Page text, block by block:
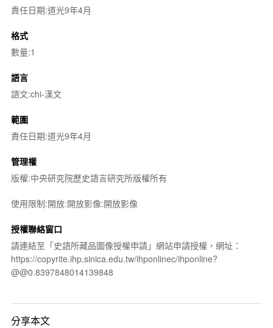
責任日期:道光9年4月
格式
數量:1
語言
語文:chi-漢文
範圍
責任日期:道光9年4月
管理權
版權:中央研究院歷史語言研究所版權所有
使用限制:開放:開放影像:開放影像
授權聯絡窗口
請連結至「史語所藏品圖像授權申請」網站申請授權，網址：
https://copyrite.ihp.sinica.edu.tw/ihponlinec/ihponline?
@@0.8397848014139848
分享本文